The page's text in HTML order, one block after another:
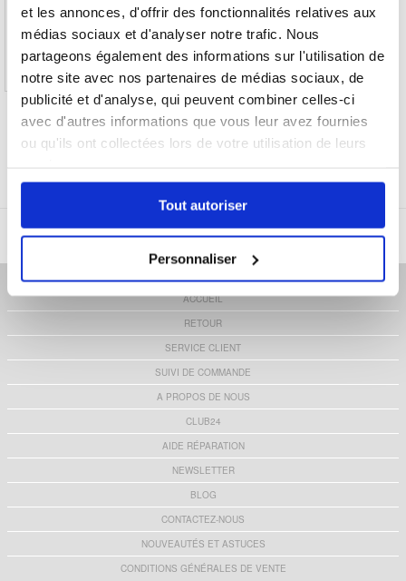
et les annonces, d'offrir des fonctionnalités relatives aux
médias sociaux et d'analyser notre trafic. Nous
partageons également des informations sur l'utilisation de
notre site avec nos partenaires de médias sociaux, de
publicité et d'analyse, qui peuvent combiner celles-ci
avec d'autres informations que vous leur avez fournies
ou qu'ils ont collectées lors de votre utilisation de leurs
Tout autoriser
Personnaliser
218,60 EUR
RÉFÉRENCE: 991677-VAR
MTP DK APS | KARLEBOVEJ 59 | 3400 HILLERØD, DANEMARK
|
ACCUEIL
RETOUR
SERVICE CLIENT
SUIVI DE COMMANDE
A PROPOS DE NOUS
CLUB24
AIDE RÉPARATION
NEWSLETTER
BLOG
CONTACTEZ-NOUS
NOUVEAUTÉS ET ASTUCES
CONDITIONS GÉNÉRALES DE VENTE